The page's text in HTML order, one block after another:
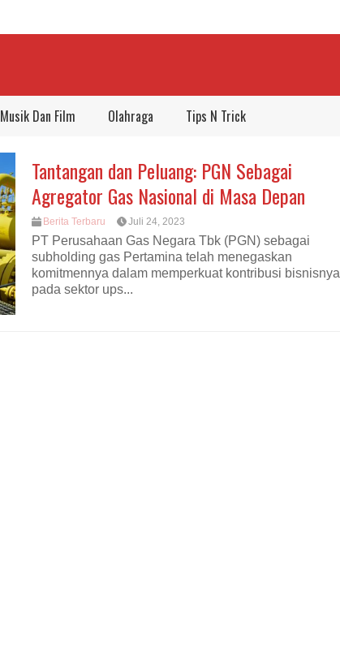
Musik Dan Film Olahraga Tips N Trick
Tantangan dan Peluang: PGN Sebagai
Agregator Gas Nasional di Masa Depan
Berita Terbaru Juli 24, 2023
PT Perusahaan Gas Negara Tbk (PGN) sebagai
subholding gas Pertamina telah menegaskan
komitmennya dalam memperkuat kontribusi bisnisnya
pada sektor ups...